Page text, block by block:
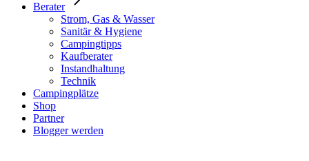
Berater
Strom, Gas & Wasser
Sanitär & Hygiene
Campingtipps
Kaufberater
Instandhaltung
Technik
Campingplätze
Shop
Partner
Blogger werden